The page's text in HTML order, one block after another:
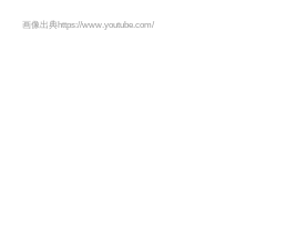
画像出典https://www.youtube.com/